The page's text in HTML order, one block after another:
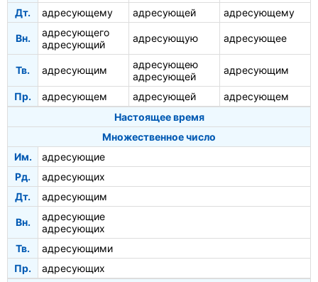
Дт.
адресующему адресующей адресующему
Вн.
адресующего
адресующий
адресующую адресующее
Тв. адресующим
адресующею
адресующей
адресующим
Пр. адресующем адресующей
адресующем
Настоящее время
Множественное число
Им.
адресующие
Рд.
адресующих
Дт.
адресующим
Вн.
адресующие
адресующих
Тв.
адресующими
Пр.
адресующих